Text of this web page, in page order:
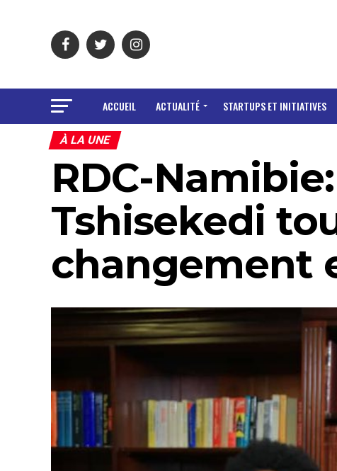
ACCUEIL ACTUALITÉ STARTUPS ET INITIATIVES
À LA UNE
RDC-
Tshisekedi
changement